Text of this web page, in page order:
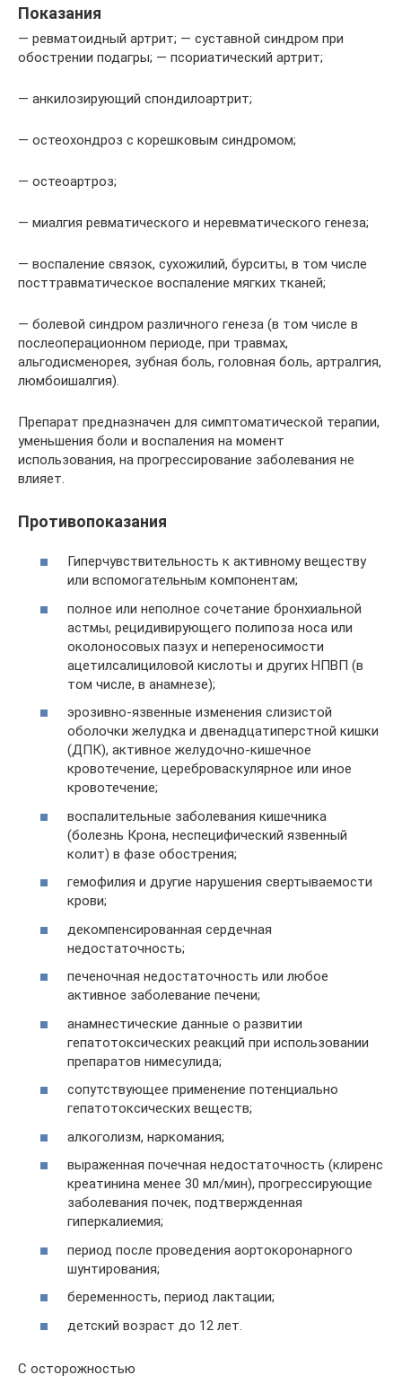
Показания
— ревматоидный артрит; — суставной синдром при
обострении подагры; — псориатический артрит;
— анкилозирующий спондилоартрит;
— остеохондроз с корешковым синдромом;
— остеоартроз;
— миалгия ревматического и неревматического генеза;
— воспаление связок, сухожилий, бурситы, в том числе
посттравматическое воспаление мягких тканей;
— болевой синдром различного генеза (в том числе в
послеоперационном периоде, при травмах,
альгодисменорея, зубная боль, головная боль, артралгия,
люмбоишалгия).
Препарат предназначен для симптоматической терапии,
уменьшения боли и воспаления на момент
использования, на прогрессирование заболевания не
влияет.
Противопоказания
Гиперчувствительность к активному веществу
или вспомогательным компонентам;
полное или неполное сочетание бронхиальной
астмы, рецидивирующего полипоза носа или
околоносовых пазух и непереносимости
ацетилсалициловой кислоты и других НПВП (в
том числе, в анамнезе);
эрозивно-язвенные изменения слизистой
оболочки желудка и двенадцатиперстной кишки
(ДПК), активное желудочно-кишечное
кровотечение, цереброваскулярное или иное
кровотечение;
воспалительные заболевания кишечника
(болезнь Крона, неспецифический язвенный
колит) в фазе обострения;
гемофилия и другие нарушения свертываемости
крови;
декомпенсированная сердечная
недостаточность;
печеночная недостаточность или любое
активное заболевание печени;
анамнестические данные о развитии
гепатотоксических реакций при использовании
препаратов нимесулида;
сопутствующее применение потенциально
гепатотоксических веществ;
алкоголизм, наркомания;
выраженная почечная недостаточность (клиренс
креатинина менее 30 мл/мин), прогрессирующие
заболевания почек, подтвержденная
гиперкалиемия;
период после проведения аортокоронарного
шунтирования;
беременность, период лактации;
детский возраст до 12 лет.
С осторожностью